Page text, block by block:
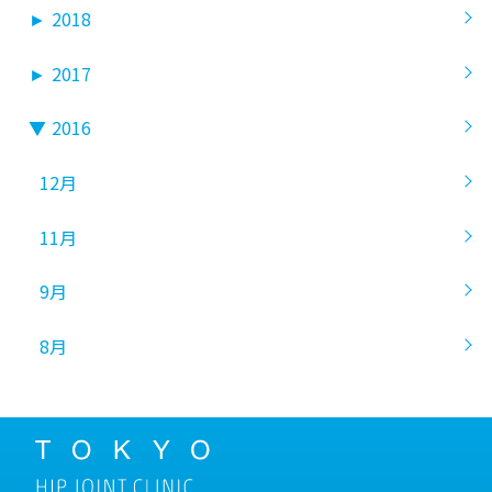
► 2018
► 2017
▼ 2016
12月
11月
9月
8月